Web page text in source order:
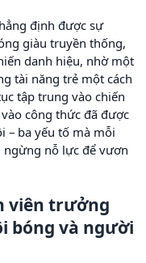
định được sự
giàu truyền thống,
danh hiệu, nhờ một
tài năng trẻ một cách
tập trung vào chiến
công thức đã được
– ba yếu tố mà mỗi
ngừng nỗ lực để vươn
viên trưởng
bóng và người